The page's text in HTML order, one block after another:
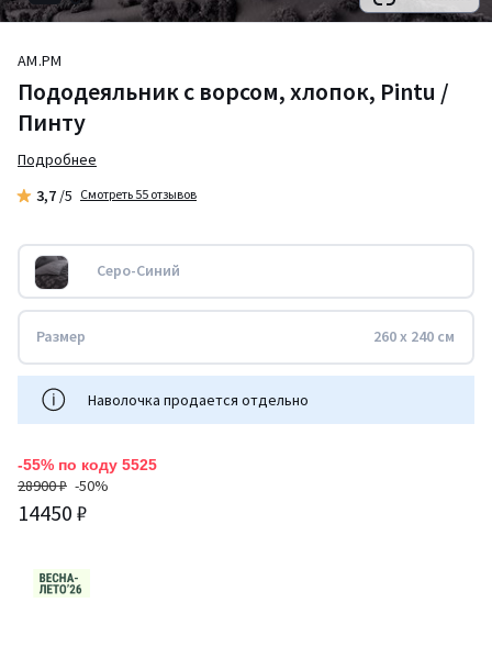
AM.PM
Пододеяльник с ворсом, хлопок, Pintu /
Пинту
Подробнее
3,7 /5 Смотреть 55 отзывов
Серо-Синий
Размер 260 x 240 см
Наволочка продается отдельно
-55% по коду 5525
28900 ₽ -50%
14450 ₽